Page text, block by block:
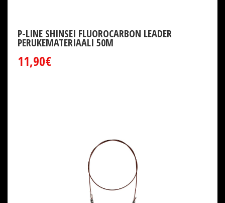
P-LINE SHINSEI FLUOROCARBON LEADER
PERUKEMATERIAALI 50M
11,90€